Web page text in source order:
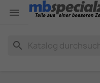

search